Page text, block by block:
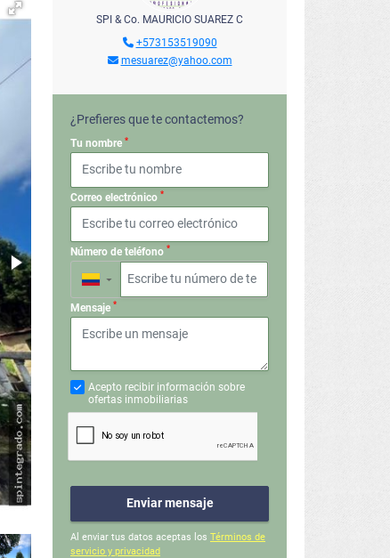
SPI & Co. MAURICIO SUAREZ C
+573153519090
mesuarez@yahoo.com
¿Prefieres que te contactemos?
Tu nombre *
Correo electrónico *
Número de teléfono *
▼
Mensaje *
Acepto recibir información sobre
ofertas inmobiliarias
Enviar mensaje
Al enviar tus datos aceptas los Términos de
servicio y privacidad